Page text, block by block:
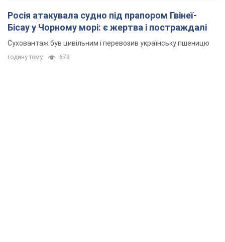
Росія атакувала судно під прапором Гвінеї-
Бісау у Чорному морі: є жертва і постраждалі
Суховантаж був цивільним і перевозив українську пшеницю
годину тому 678